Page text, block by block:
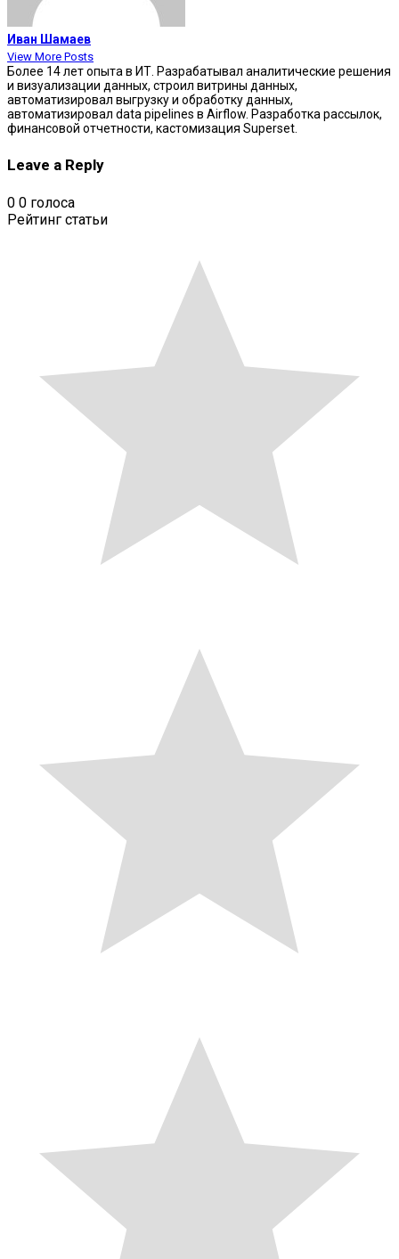
Иван Шамаев
View More Posts
Более 14 лет опыта в ИТ. Разрабатывал аналитические решения
и визуализации данных, строил витрины данных,
автоматизировал выгрузку и обработку данных,
автоматизировал data pipelines в Airflow. Разработка рассылок,
финансовой отчетности, кастомизация Superset.
Leave a Reply
0 0 голоса
Рейтинг статьи